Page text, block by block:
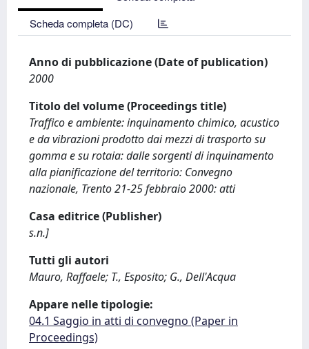
Scheda completa (DC)
Anno di pubblicazione (Date of publication)
2000
Titolo del volume (Proceedings title)
Traffico e ambiente: inquinamento chimico, acustico
e da vibrazioni prodotto dai mezzi di trasporto su
gomma e su rotaia: dalle sorgenti di inquinamento
alla pianificazione del territorio: Convegno
nazionale, Trento 21-25 febbraio 2000: atti
Casa editrice (Publisher)
s.n.]
Tutti gli autori
Mauro, Raffaele; T., Esposito; G., Dell'Acqua
Appare nelle tipologie:
04.1 Saggio in atti di convegno (Paper in
Proceedings)